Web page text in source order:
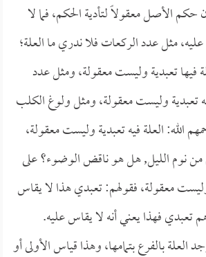
الأصل معقولاً لتأدية الحكم، فما لا
مثل عدد الركعات فلا ندري ما العلة؛
فيها تعبدية وليست معقولة، ومثل عدد
تعبدية وليست معقولة، ومثل ولوغ الكلب
الله: العلة فيه تعبدية وليست معقولة،
من نوم الليل, هل هو ناقض الوضوء؟ على
معقولة، فقولهم: تعبدي هذا لا يقاس
تعبدي فهذا يعني أنه لا يقاس عليه.
بالفرع بتمامها، وهذا قياس الأولى أو